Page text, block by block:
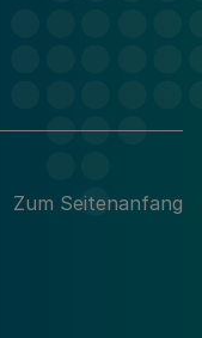
Zum Seitenanfang